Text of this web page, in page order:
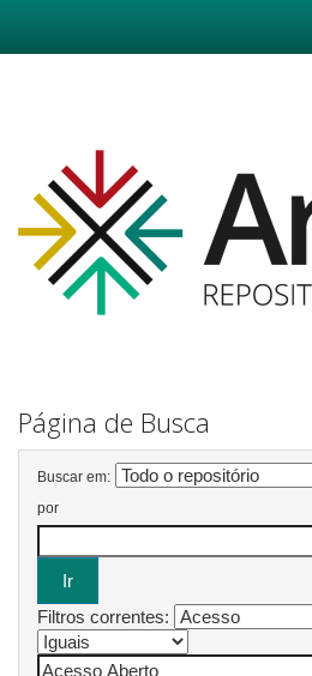
Página de Busca
Buscar em:
por
Filtros correntes: